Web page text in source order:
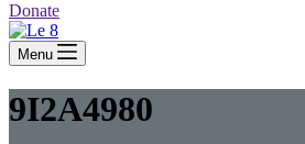
Donate
Menu
9I2A4980